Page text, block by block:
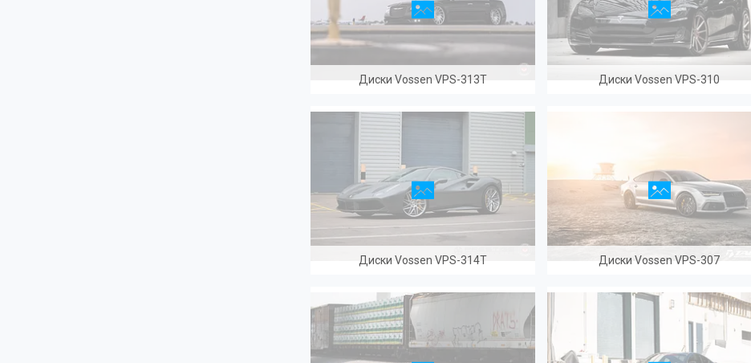
Диски Vossen VPS-313T Диски Vossen VPS-310
Диски Vossen VPS-314T Диски Vossen VPS-307